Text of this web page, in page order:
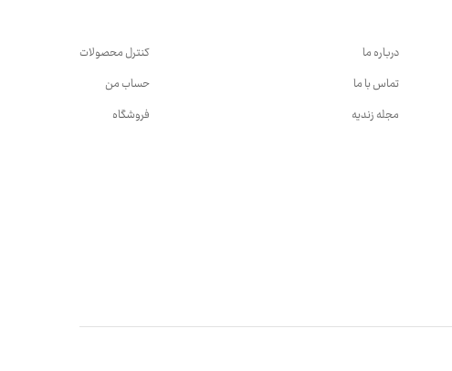
درباره ما
تماس با ما
مجله زندیه
کنترل محصولات
حساب من
فروشگاه